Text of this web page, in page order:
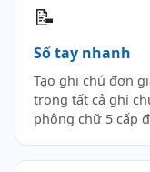
📝
Sổ tay nhanh
Tạo ghi chú đơn
trong tất cả ghi
phông chữ 5 cấp